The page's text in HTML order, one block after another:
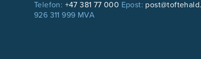
Telefon: +47 381 77 000 Epost:
926 311 999 MVA